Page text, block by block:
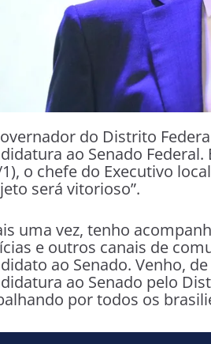
do Distrito
ao Senado
o chefe do Executivo
será vitorioso”.
uma vez, tenho
e outros canais de
ao Senado. Venho,
ao Senado pelo
por todos os